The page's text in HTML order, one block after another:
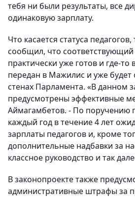
тебя ни были результаты, все
одинаковую зарплату.
Что касается статуса
сообщил, что соответствующий
практически уже готов и где-то
передан в Мажилис и уже будет
стенах Парламента. «В данном
предусмотрены эффективные
Аймагамбетов. - По поручению
каждый год в течение 4 лет
зарплаты педагогов и, кроме
дополнительные надбавки за
классное руководство и так
В законопроекте также
административные штрафы за